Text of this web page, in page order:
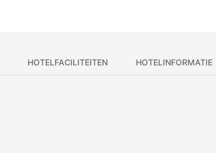
HOTELFACILITEITEN HOTELINFORMATIE